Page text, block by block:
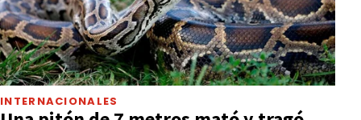
INTERNACIONALES